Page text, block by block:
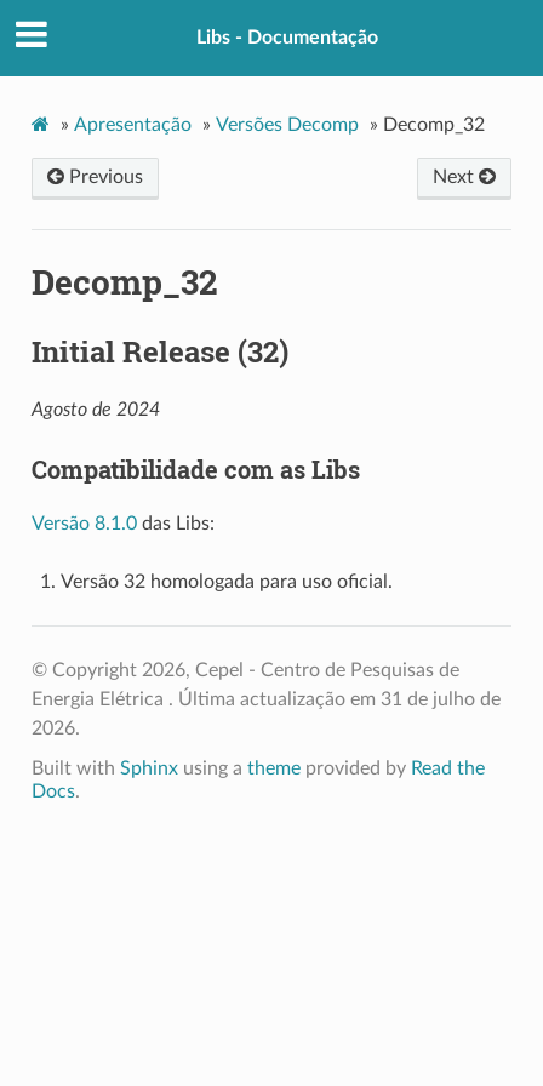
Libs - Documentação
» Apresentação » Versões Decomp » Decomp_32
Next
Previous
Decomp_32
Initial Release (32)
Agosto de 2024
Compatibilidade com as Libs
Versão 8.1.0das Libs:
Versão 32 homologada para uso oficial.
© Copyright 2026, Cepel - Centro de Pesquisas de
Energia Elétrica . Última actualização em 31 de julho de
2026.
Built with Sphinxusing a themeprovided by Read the
Docs.